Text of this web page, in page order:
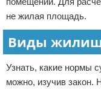
не жилая площадь.
Виды
Узнать, какие нормы
можно, изучив закон.